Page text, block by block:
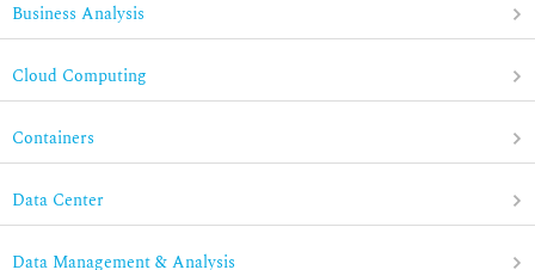
Business Analysis
Cloud Computing
Containers
Data Center
Data Management & Analysis